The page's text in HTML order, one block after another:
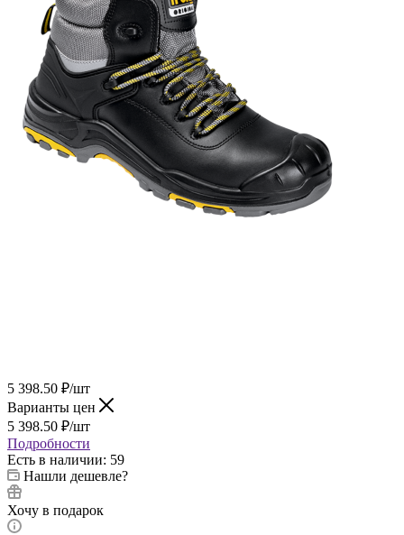
5 398.50 ₽/шт
Варианты цен
5 398.50 ₽/шт
Подробности
Есть в наличии: 59
Нашли дешевле?
Хочу в подарок